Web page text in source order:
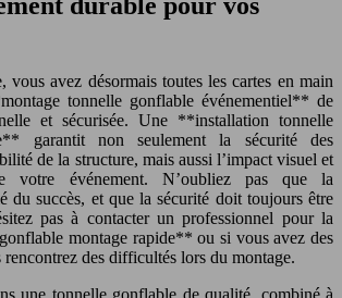
vous avez désormais toutes les cartes en main
tonnelle gonflable événementiel** de
et sécurisée. Une **installation tonnelle
garantit non seulement la sécurité des
de la structure, mais aussi l’impact visuel et
votre événement. N’oubliez pas que la
du succès, et que la sécurité doit toujours être
pas à contacter un professionnel pour la
montage rapide** ou si vous avez des
des difficultés lors du montage.
une tonnelle gonflable de qualité, combiné à